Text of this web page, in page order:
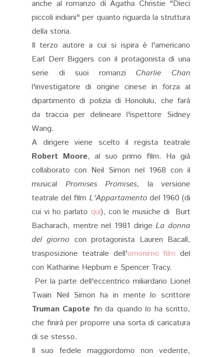
anche al romanzo di Agatha Christie "Dieci
piccoli indiani" per quanto riguarda la struttura
della storia.
Il terzo autore a cui si ispira è l'americano
Earl Derr Biggers con il protagonista di una
serie di suoi romanzi Charlie Chan
l'investigatore di origine cinese in forza al
dipartimento di polizia di Honolulu, che farà
da traccia per delineare l'ispettore Sidney
Wang.
A dirigere viene scelto il regista teatrale
Robert Moore, al suo primo film. Ha già
collaborato con Neil Simon nel 1968 con il
musical Promises Promises, la versione
teatrale del film L'Appartamentodel 1960 (di
cui vi ho parlato qui), con le musiche di Burt
Bacharach, mentre nel 1981 dirigeLa donna
del giorno con protagonista Lauren Bacall,
trasposizione teatrale dell'omonimo film del
con Katharine Hepburn e Spencer Tracy.
Per la parte dell'eccentrico miliardario Lionel
Twain Neil Simon ha in mente lo scrittore
Truman Capote fin da quando lo ha scritto,
che finirà per proporre una sorta di caricatura
di se stesso.
Il suo fedele maggiordomo non vedente,